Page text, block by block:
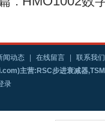
闻动态 在线留言
联系我们
主营:RSC步进衰减器
录